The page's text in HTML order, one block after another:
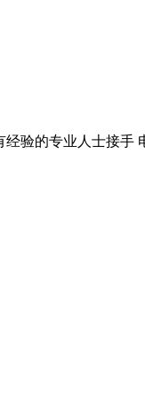
经验的专业人士接手